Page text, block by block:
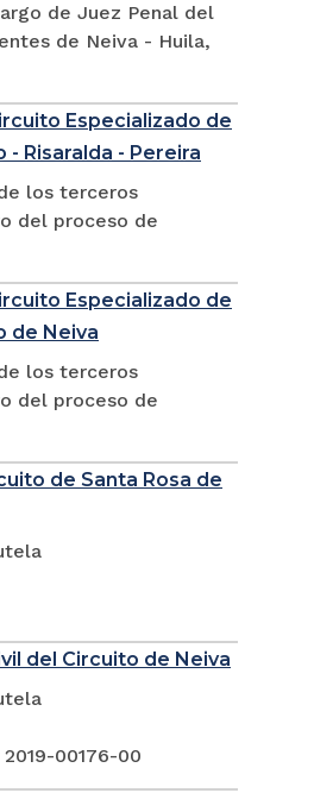
de Juez Penal del
de Neiva - Huila,
Especializado de
- Risaralda - Pereira
los terceros
del proceso de
Especializado de
de Neiva
los terceros
del proceso de
de Santa Rosa de
del Circuito de Neiva
00176-00